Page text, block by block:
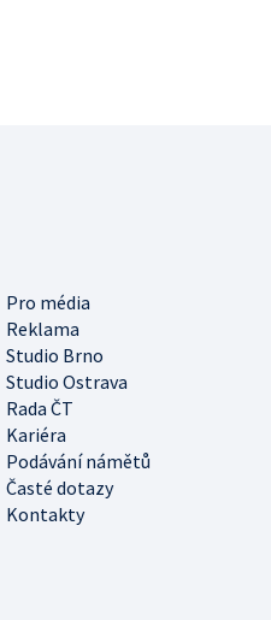
Pro média
Reklama
Studio Brno
Studio Ostrava
Rada ČT
Kariéra
Podávání námětů
Časté dotazy
Kontakty